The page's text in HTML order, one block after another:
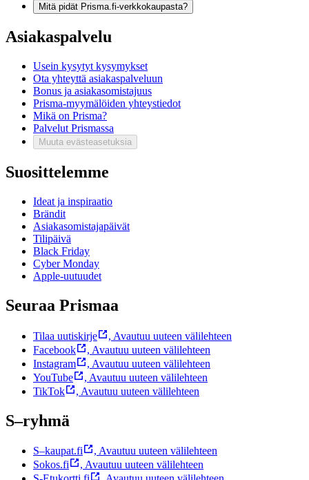
Mitä pidät Prisma.fi-verkkokaupasta?
Asiakaspalvelu
Usein kysytyt kysymykset
Ota yhteyttä asiakaspalveluun
Bonus ja asiakasomistajuus
Prisma-myymälöiden yhteystiedot
Mikä on Prisma?
Palvelut Prismassa
Muuta evästeasetuksia
Suosittelemme
Ideat ja inspiraatio
Brändit
Asiakasomistajapäivät
Tilipäivä
Black Friday
Cyber Monday
Apple-uutuudet
Seuraa Prismaa
Tilaa uutiskirje , Avautuu uuteen välilehteen
Facebook
, Avautuu uuteen välilehteen
Instagram
, Avautuu uuteen välilehteen
YouTube
, Avautuu uuteen välilehteen
TikTok
, Avautuu uuteen välilehteen
S–ryhmä
S–kaupat.fi , Avautuu uuteen välilehteen
Sokos.fi
, Avautuu uuteen välilehteen